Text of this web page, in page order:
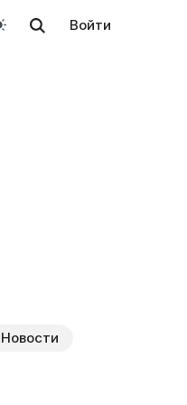
Войти
Новости